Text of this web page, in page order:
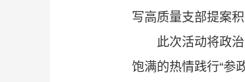
写高质量支部提案积
此次活动将政
饱满的热情践行“参